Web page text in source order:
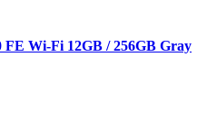
FE Wi-Fi 12GB / 256GB Gray